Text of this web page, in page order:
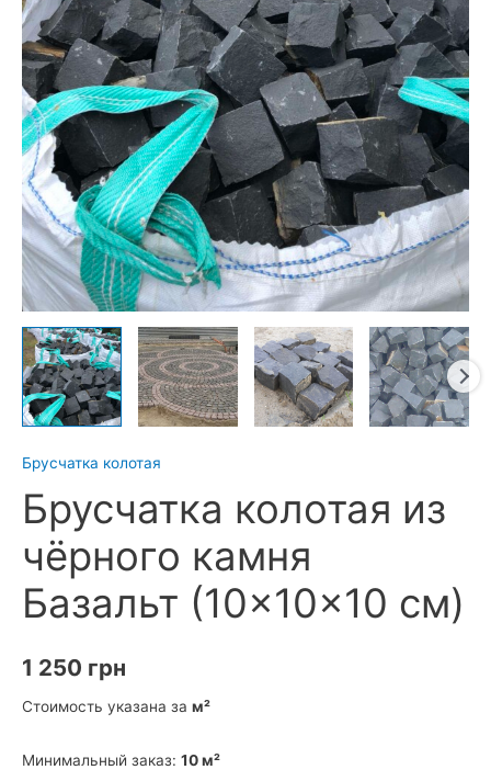
Брусчатка колотая
Брусчатка колотая из
чёрного камня
Базальт (10×10×10 см)
1 250 грн
Стоимость указана за м²
Минимальный заказ: 10 м²